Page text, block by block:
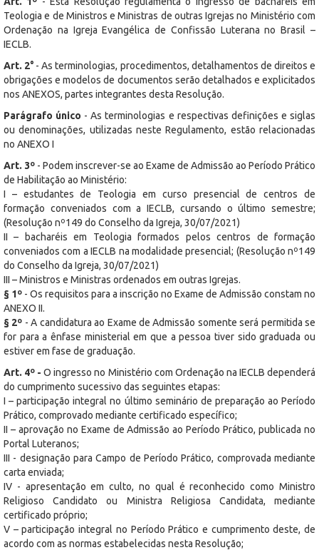
Teologia e de Ministros e Ministras de outras Igrejas no Ministério com
Ordenação na Igreja Evangélica de Confissão Luterana no Brasil –
IECLB.
Art. 2° - As terminologias, procedimentos, detalhamentos de direitos e
obrigações e modelos de documentos serão detalhados e explicitados
nos ANEXOS, partes integrantes desta Resolução.
Parágrafo único - As terminologias e respectivas definições e siglas
ou denominações, utilizadas neste Regulamento, estão relacionadas
no ANEXO I
Art. 3º - Podem inscrever-se ao Exame de Admissão ao Período Prático
de Habilitação ao Ministério:
I – estudantes de Teologia em curso presencial de centros de
formação conveniados com a IECLB, cursando o último semestre;
(Resolução nº149 do Conselho da Igreja, 30/07/2021)
II – bacharéis em Teologia formados pelos centros de formação
conveniados com a IECLB na modalidade presencial; (Resolução nº149
do Conselho da Igreja, 30/07/2021)
III – Ministros e Ministras ordenados em outras Igrejas.
§ 1º - Os requisitos para a inscrição no Exame de Admissão constam no
ANEXO II.
§ 2º - A candidatura ao Exame de Admissão somente será permitida se
for para a ênfase ministerial em que a pessoa tiver sido graduada ou
estiver em fase de graduação.
Art. 4º - O ingresso no Ministério com Ordenação na IECLB dependerá
do cumprimento sucessivo das seguintes etapas:
I – participação integral no último seminário de preparação ao Período
Prático, comprovado mediante certificado específico;
II – aprovação no Exame de Admissão ao Período Prático, publicada no
Portal Luteranos;
III - designação para Campo de Período Prático, comprovada mediante
carta enviada;
IV - apresentação em culto, no qual é reconhecido como Ministro
Religioso Candidato ou Ministra Religiosa Candidata, mediante
certificado próprio;
V – participação integral no Período Prático e cumprimento deste, de
acordo com as normas estabelecidas nesta Resolução;